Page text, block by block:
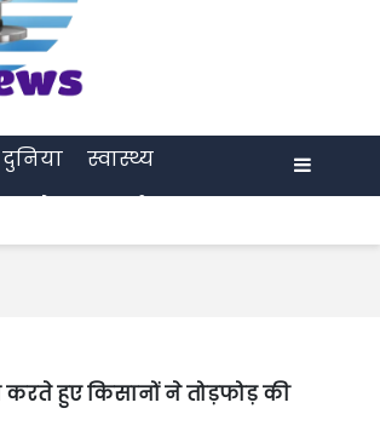
दुनिया
स्वास्थ्य
करते हुए किसानों ने तोड़फोड़ की